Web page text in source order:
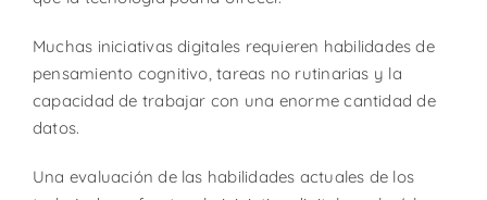
Muchas iniciativas digitales requieren habilidades de
pensamiento cognitivo, tareas no rutinarias y la
capacidad de trabajar con una enorme cantidad de
datos.
Una evaluación de las habilidades actuales de los